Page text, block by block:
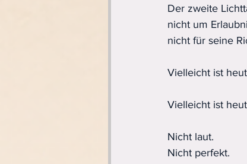
Der zweite
nicht um
nicht für seine
Vielleicht ist
Vielleicht ist
Nicht laut.
Nicht perfekt.